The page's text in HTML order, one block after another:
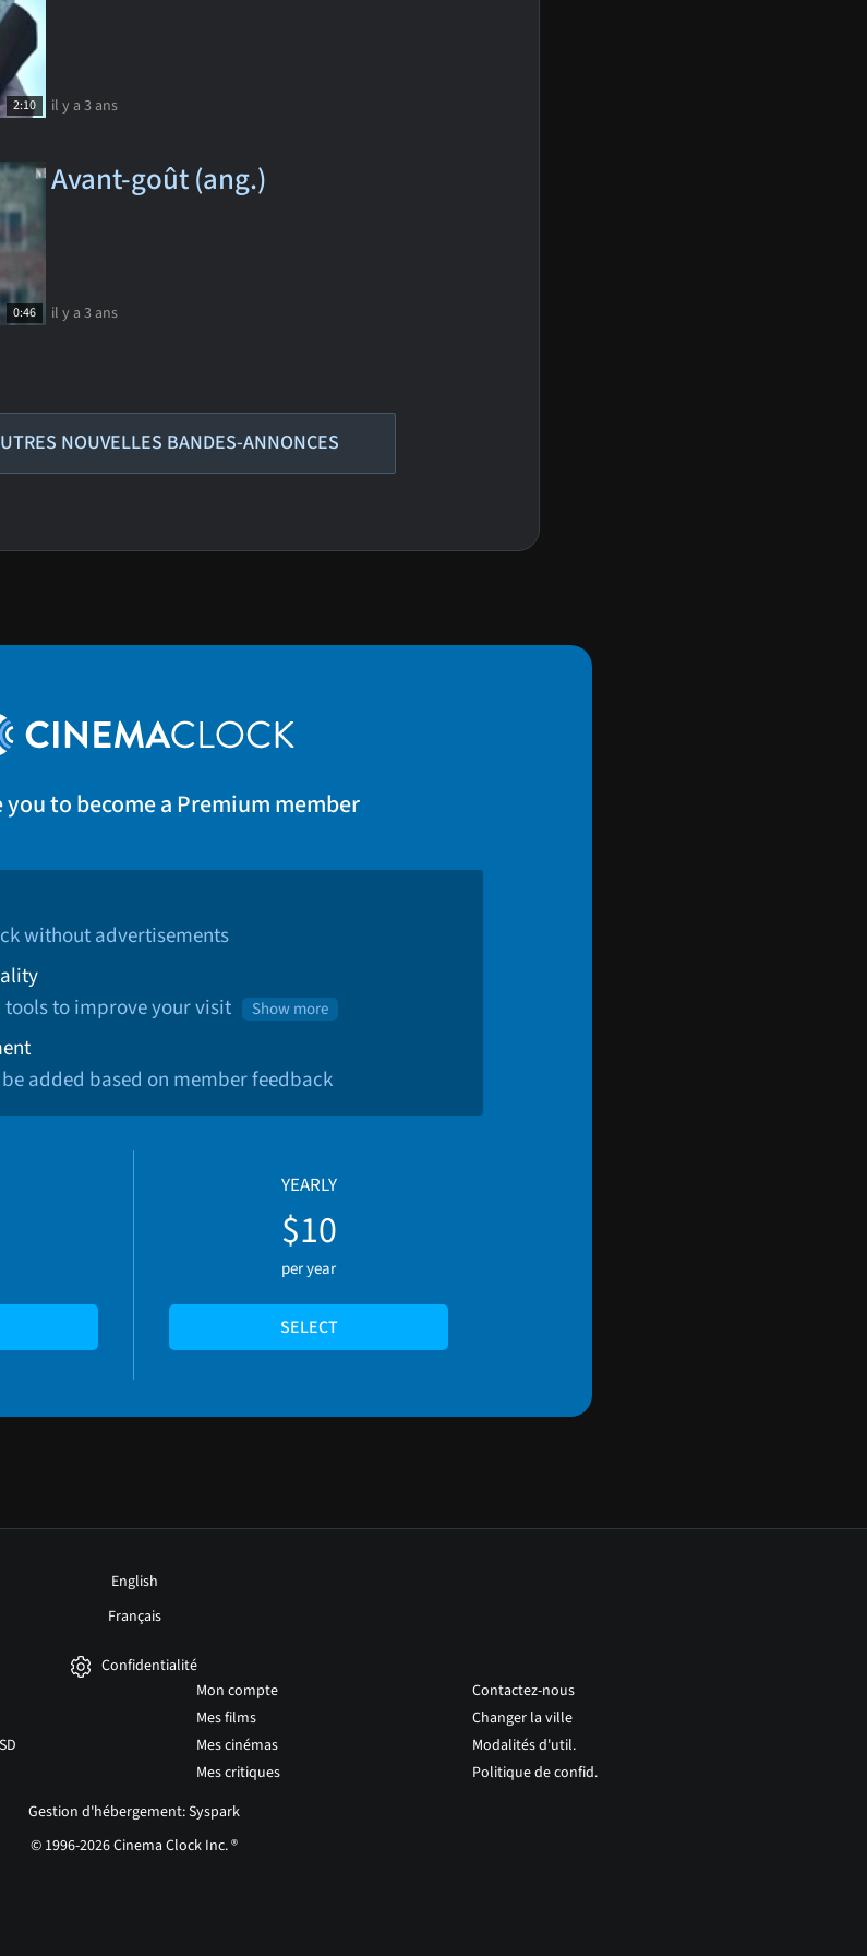
2:10 il y a 3 ans
0:46
Avant-goût (ang.)
il y a 3 ans
NOUVELLES BANDES-ANNONCES
to become a Premium member
without advertisements
to improve your visit
Show more
added based on member feedback
YEARLY
$10
per year
SELECT
English
Français
Confidentialité
Mon compte
Mes films
Mes cinémas
Mes critiques
Contactez-nous
Changer la ville
Modalités d'util.
Politique de confid.
Gestion d'hébergement: Syspark
© 1996-2026 Cinema Clock Inc. ®